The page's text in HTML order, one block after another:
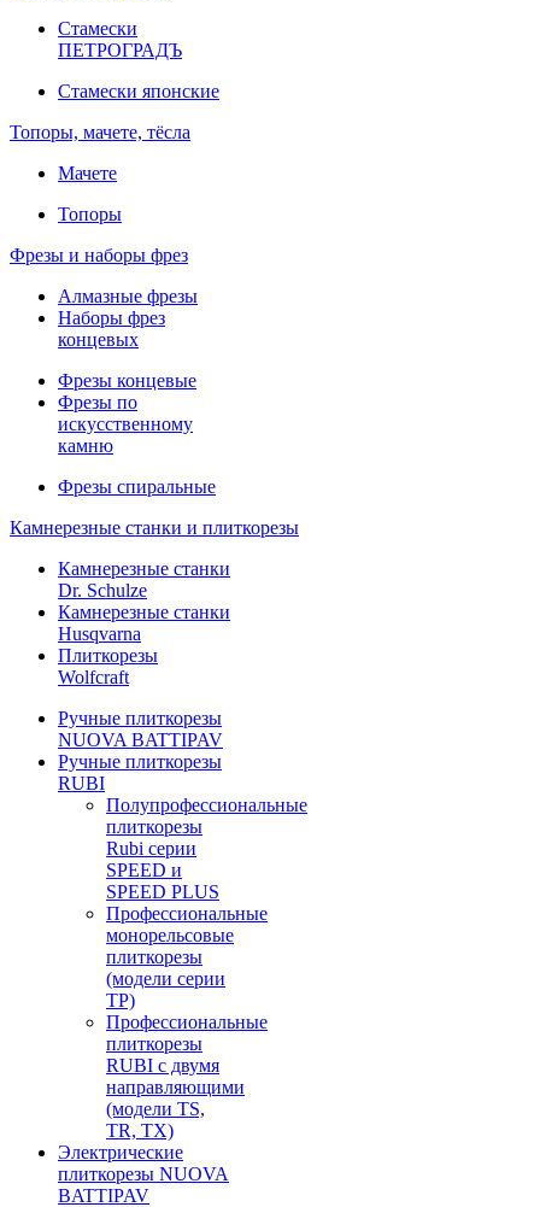
Стамески
ПЕТРОГРАДЪ
Стамески японские
Топоры, мачете, тёсла
Мачете
Топоры
Фрезы и наборы фрез
Алмазные фрезы
Наборы фрез
концевых
Фрезы концевые
Фрезы по
искусственному
камню
Фрезы спиральные
Камнерезные станки и плиткорезы
Камнерезные станки
Dr. Schulze
Камнерезные станки
Husqvarna
Плиткорезы
Wolfcraft
Ручные плиткорезы
NUOVA BATTIPAV
Ручные плиткорезы
RUBI
Полупрофессиональные
плиткорезы
Rubi серии
SPEED и
SPEED PLUS
Профессиональные
монорельсовые
плиткорезы
(модели серии
TP)
Профессиональные
плиткорезы
RUBI с двумя
направляющими
(модели TS,
TR, TX)
Электрические
плиткорезы NUOVA
BATTIPAV